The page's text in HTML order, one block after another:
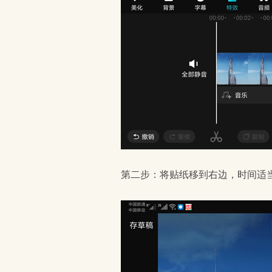
第二步：将贴纸移到右边，时间适